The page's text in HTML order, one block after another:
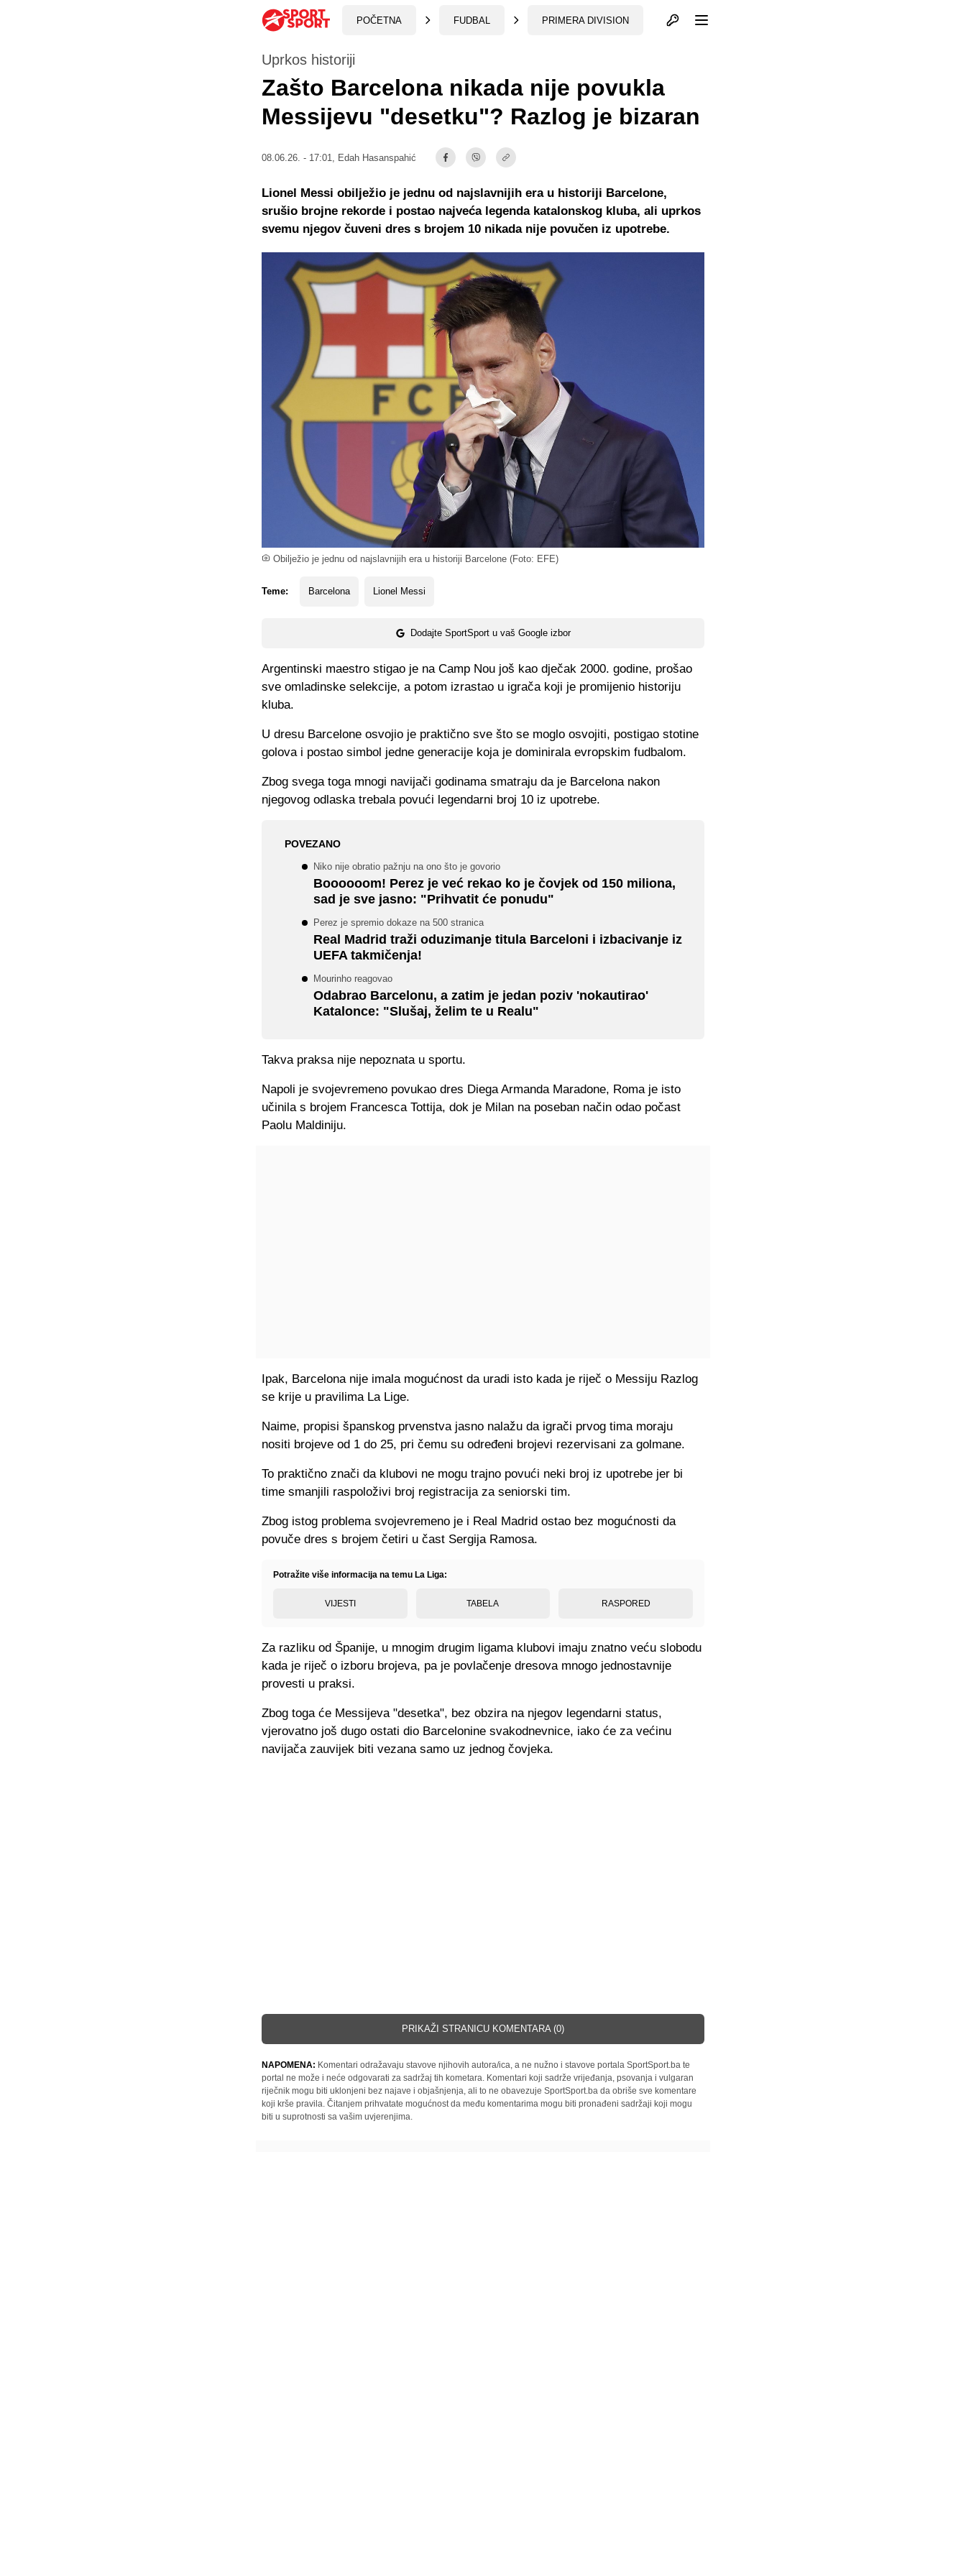
POČETNA FUDBAL PRIMERA DIVISION Otvori profil
Obilježio je jednu od najslavnijih era u historiji Barcelone (Foto: EFE)
Uprkos historiji
Zašto Barcelona nikada nije povukla
Messijevu "desetku"? Razlog je bizaran
08.06.26. - 17:01, Edah Hasanspahić
Teme: Barcelona Lionel Messi
Dodajte SportSport u vaš Google izbor
Lionel Messi obilježio je jednu od najslavnijih era u historiji Barcelone,
srušio brojne rekorde i postao najveća legenda katalonskog kluba, ali uprkos
svemu njegov čuveni dres s brojem 10 nikada nije povučen iz upotrebe.
Argentinski maestro stigao je na Camp Nou još kao dječak 2000. godine, prošao
sve omladinske selekcije, a potom izrastao u igrača koji je promijenio historiju
kluba.
U dresu Barcelone osvojio je praktično sve što se moglo osvojiti, postigao stotine
golova i postao simbol jedne generacije koja je dominirala evropskim fudbalom.
Zbog svega toga mnogi navijači godinama smatraju da je Barcelona nakon
njegovog odlaska trebala povući legendarni broj 10 iz upotrebe.
POVEZANO
Niko nije obratio pažnju na ono što je govorio
Boooooom! Perez je već rekao ko je čovjek od 150 miliona,
sad je sve jasno: "Prihvatit će ponudu"
Perez je spremio dokaze na 500 stranica
Real Madrid traži oduzimanje titula Barceloni i izbacivanje iz
UEFA takmičenja!
Mourinho reagovao
Odabrao Barcelonu, a zatim je jedan poziv 'nokautirao'
Katalonce: "Slušaj, želim te u Realu"
Takva praksa nije nepoznata u sportu.
Napoli je svojevremeno povukao dres Diega Armanda Maradone, Roma je isto
učinila s brojem Francesca Tottija, dok je Milan na poseban način odao počast
Paolu Maldiniju.
Ipak, Barcelona nije imala mogućnost da uradi isto kada je riječ o Messiju Razlog
se krije u pravilima La Lige.
Naime, propisi španskog prvenstva jasno nalažu da igrači prvog tima moraju
nositi brojeve od 1 do 25, pri čemu su određeni brojevi rezervisani za golmane.
To praktično znači da klubovi ne mogu trajno povući neki broj iz upotrebe jer bi
time smanjili raspoloživi broj registracija za seniorski tim.
Zbog istog problema svojevremeno je i Real Madrid ostao bez mogućnosti da
povuče dres s brojem četiri u čast Sergija Ramosa.
Potražite više informacija na temu La Liga:
VIJESTI TABELA RASPORED
Za razliku od Španije, u mnogim drugim ligama klubovi imaju znatno veću slobodu
kada je riječ o izboru brojeva, pa je povlačenje dresova mnogo jednostavnije
provesti u praksi.
Zbog toga će Messijeva "desetka", bez obzira na njegov legendarni status,
vjerovatno još dugo ostati dio Barcelonine svakodnevnice, iako će za većinu
navijača zauvijek biti vezana samo uz jednog čovjeka.
PRIKAŽI STRANICU KOMENTARA (0)
NAPOMENA: Komentari odražavaju stavove njihovih autora/ica, a ne nužno i stavove portala SportSport.ba te
portal ne može i neće odgovarati za sadržaj tih kometara. Komentari koji sadrže vrijeđanja, psovanja i vulgaran
riječnik mogu biti uklonjeni bez najave i objašnjenja, ali to ne obavezuje SportSport.ba da obriše sve komentare
koji krše pravila. Čitanjem prihvatate mogućnost da među komentarima mogu biti pronađeni sadržaji koji mogu
biti u suprotnosti sa vašim uvjerenjima.